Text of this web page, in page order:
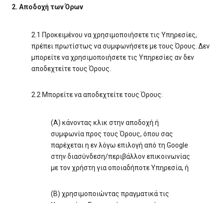
2. Αποδοχή των Όρων
2.1 Προκειμένου να χρησιμοποιήσετε τις Υπηρεσίες,
πρέπει πρωτίστως να συμφωνήσετε με τους Όρους. Δεν
μπορείτε να χρησιμοποιήσετε τις Υπηρεσίες αν δεν
αποδεχτείτε τους Όρους.
2.2 Μπορείτε να αποδεχτείτε τους Όρους:
(A) κάνοντας κλικ στην αποδοχή ή
συμφωνία προς τους Όρους, όπου σας
παρέχεται η εν λόγω επιλογή από τη Google
στην διασύνδεση/περιβάλλον επικοινωνίας
με τον χρήστη για οποιαδήποτε Υπηρεσία, ή
(B) χρησιμοποιώντας πραγματικά τις